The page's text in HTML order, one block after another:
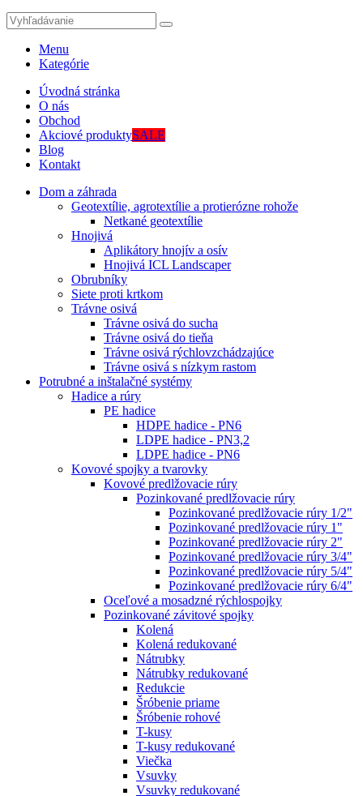
Menu
Kategórie
Úvodná stránka
O nás
Obchod
Akciové produktySALE
Blog
Kontakt
Dom a záhrada
Geotextílie, agrotextílie a protierózne rohože
Netkané geotextílie
Hnojivá
Aplikátory hnojív a osív
Hnojivá ICL Landscaper
Obrubníky
Siete proti krtkom
Trávne osivá
Trávne osivá do sucha
Trávne osivá do tieňa
Trávne osivá rýchlovzchádzajúce
Trávne osivá s nízkym rastom
Potrubné a inštalačné systémy
Hadice a rúry
PE hadice
HDPE hadice - PN6
LDPE hadice - PN3,2
LDPE hadice - PN6
Kovové spojky a tvarovky
Kovové predlžovacie rúry
Pozinkované predlžovacie rúry
Pozinkované predlžovacie rúry 1/2"
Pozinkované predlžovacie rúry 1"
Pozinkované predlžovacie rúry 2"
Pozinkované predlžovacie rúry 3/4"
Pozinkované predlžovacie rúry 5/4"
Pozinkované predlžovacie rúry 6/4"
Oceľové a mosadzné rýchlospojky
Pozinkované závitové spojky
Kolená
Kolená redukované
Nátrubky
Nátrubky redukované
Redukcie
Šróbenie priame
Šróbenie rohové
T-kusy
T-kusy redukované
Viečka
Vsuvky
Vsuvky redukované